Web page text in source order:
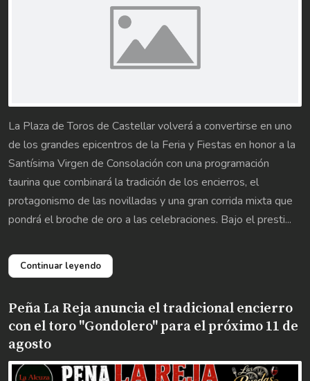
La Plaza de Toros de Castellar volverá a convertirse en uno
de los grandes epicentros de la Feria y Fiestas en honor a la
Santísima Virgen de Consolación con una programación
taurina que combinará la tradición de los encierros, el
protagonismo de las novilladas y una gran corrida mixta que
pondrá el broche de oro a las celebraciones. Bajo el presti...
Continuar leyendo
Peña La Reja anuncia el tradicional encierro
con el toro "Gondolero" para el próximo 11 de
agosto